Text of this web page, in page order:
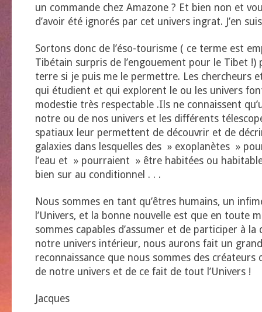
un commande chez Amazone ? Et bien non et
d’avoir été ignorés par cet univers ingrat. J’en
Sortons donc de l’éso-tourisme ( ce terme est
Tibétain surpris de l’engouement pour le Tibet !)
terre si je puis me le permettre. Les chercheurs
qui étudient et qui explorent le ou les univers
modestie très respectable .Ils ne connaissent
notre ou de nos univers et les différents
spatiaux leur permettent de découvrir et de
galaxies dans lesquelles des » exoplanètes »
l’eau et » pourraient » être habitées ou
bien sur au conditionnel . . .
Nous sommes en tant qu’êtres humains, un
l’Univers, et la bonne nouvelle est que en toute
sommes capables d’assumer et de participer à la
notre univers intérieur, nous aurons fait un
reconnaissance que nous sommes des créateurs
de notre univers et de ce fait de tout l’Univers !
Jacques